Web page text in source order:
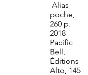
Alias
poche,
260 p.
2018
Pacific
Bell,
Éditions
Alto, 145